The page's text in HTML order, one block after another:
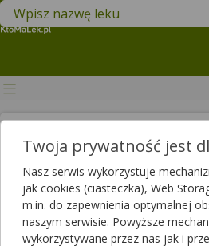
Znajdź lek w swojej okolicy
Antybiotyk
pomocniczo
grypy wycofany z
Publikacja: 2017-11-27 11:39
Autorzy
Twoja prywatność jest
Nasz serwis wykorzystuje
jak cookies (ciasteczka), Web
m.in. do zapewnienia optymalnej
naszym serwisie. Powyższe
wykorzystywane przez nas jak i